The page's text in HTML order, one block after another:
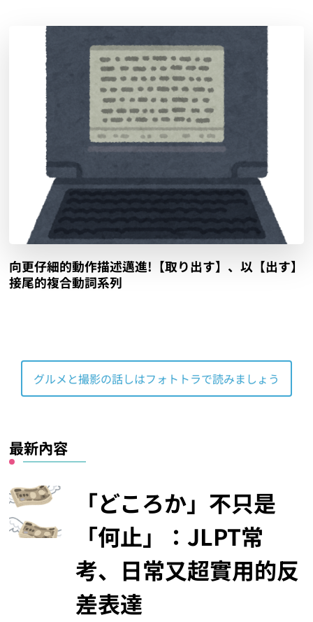
向更仔細的動作描述邁進!【取り出す】、以【出す】
接尾的複合動詞系列
グルメと撮影の話しはフォトトラで読みましょう
最新內容
「どころか」不只是
「何止」：JLPT常
考、日常又超實用的反
差表達